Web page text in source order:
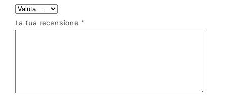
La tua recensione *